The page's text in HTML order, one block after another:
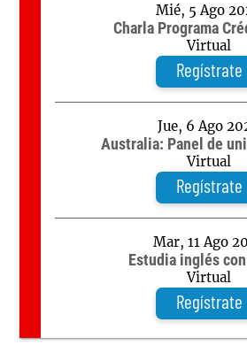
Mié, 5 Ago
Charla Programa
Virtual
Regístrate
Jue, 6 Ago
Australia: Panel de
Virtual
Regístrate
Mar, 11 Ago
Estudia inglés con
Virtual
Regístrate